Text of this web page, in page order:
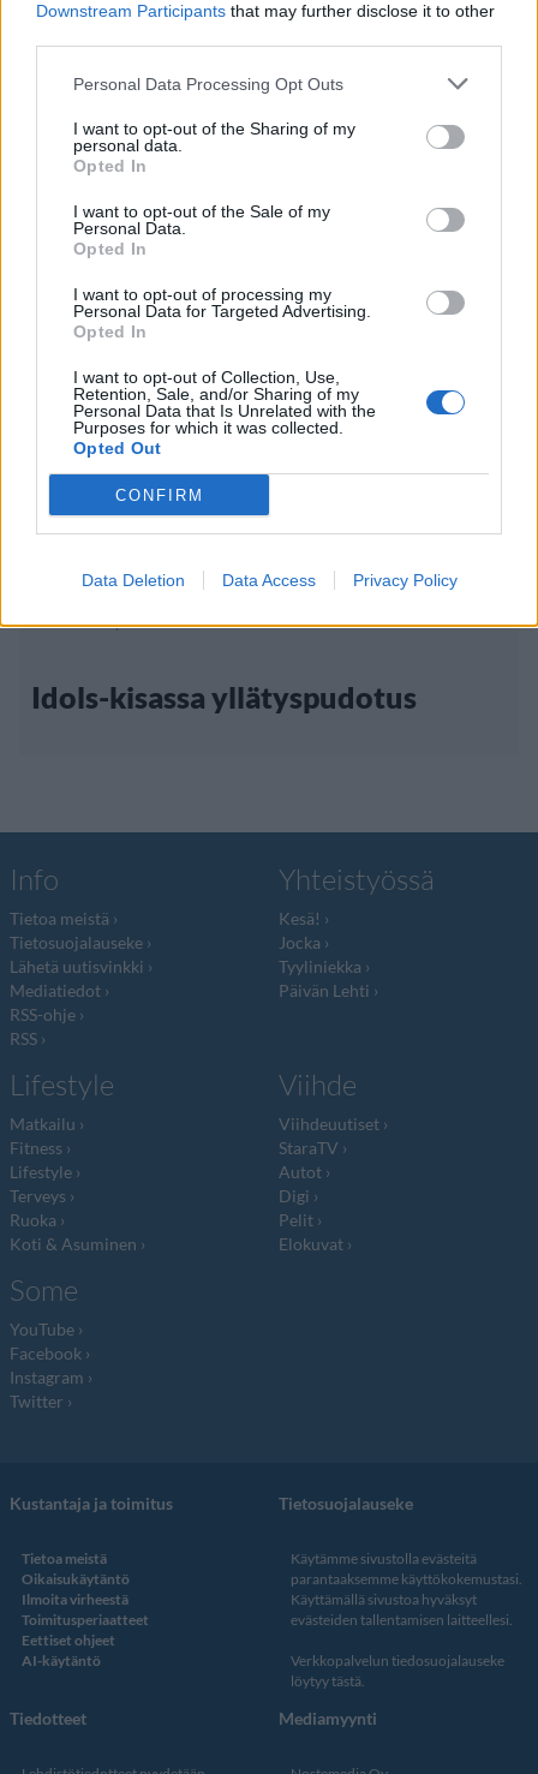
Downstream Participants that may further disclose it to other
Personal Data Processing Opt Outs
I want to opt-out of the Sharing of my
personal data.
Opted In
I want to opt-out of the Sale of my
Personal Data.
Opted In
I want to opt-out of processing my
Personal Data for Targeted Advertising.
Opted In
I want to opt-out of Collection, Use,
Retention, Sale, and/or Sharing of my
Personal Data that Is Unrelated with the
Purposes for which it was collected.
Opted Out
CONFIRM
Data Deletion Data Access Privacy Policy
Finnairin lennoista osan lentää jatkossa
päättyy – rahat loppuivat
17.10.2008, 13:45
Idols-kisassa yllätyspudotus
Info
Tietoa meistä
Tietosuojalauseke
Lähetä uutisvinkki
Mediatiedot
RSS-ohje
RSS
Yhteistyössä
Kesä!
Jocka
Tyyliniekka
Päivän Lehti
Lifestyle
Matkailu
Fitness
Lifestyle
Terveys
Ruoka
Koti & Asuminen
Viihde
Viihdeuutiset
StaraTV
Autot
Digi
Pelit
Elokuvat
Some
YouTube
Facebook
Instagram
Twitter
Kustantaja ja toimitus
Tietoa meistä
Oikaisukäytäntö
Ilmoita virheestä
Toimitusperiaatteet
Eettiset ohjeet
AI-käytäntö
Tietosuojalauseke
Käytämme sivustolla evästeitä
parantaaksemme käyttökokemustasi.
Käyttämällä sivustoa hyväksyt
evästeiden tallentamisen laitteellesi.
Verkkopalvelun tiedosuojalauseke
löytyy tästä.
Tiedotteet Mediamyynti